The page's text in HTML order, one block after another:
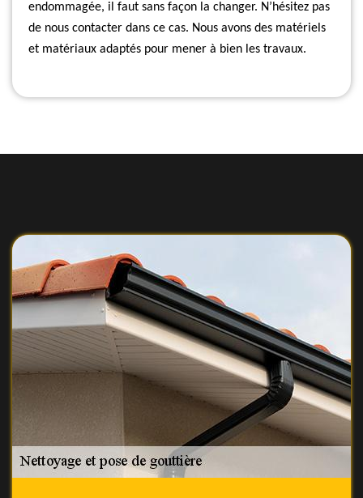
endommagée, il faut sans façon la changer. N’hésitez pas
de nous contacter dans ce cas. Nous avons des matériels
et matériaux adaptés pour mener à bien les travaux.